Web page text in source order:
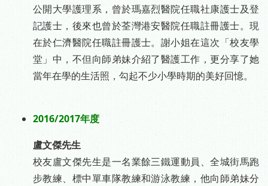
公開大學護理系，曾於瑪嘉烈醫院任職社康護士及登
記護士，後來也曾於荃灣港安醫院任職註冊護士。現
在於仁濟醫院任職註冊護士。謝小姐在這次「校友學
堂」中，不但向師弟妹介紹了醫護工作，更分享了她
當年在學的生活照，勾起不少小學時期的美好回憶。
2016/2017年度
盧文傑先生
校友盧文傑先生是一名業餘三鐵運動員、全城街馬跑
步教練、標中單車隊教練和游泳教練，他向師弟妹分